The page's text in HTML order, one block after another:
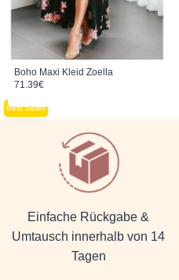
Best Seller
Boho Maxi Kleid Zoella
71.39€
Einfache Rückgabe &
Umtausch innerhalb von 14
Tagen